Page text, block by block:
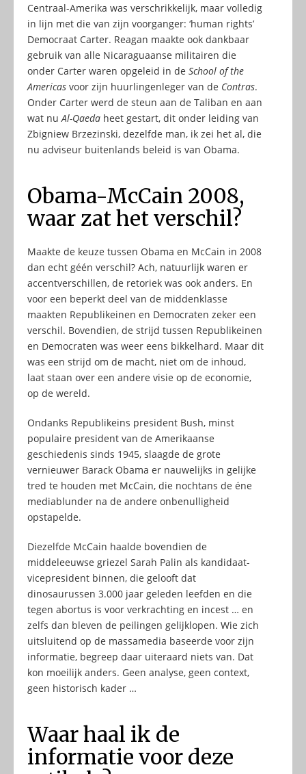
Centraal-Amerika was verschrikkelijk, maar volledig
in lijn met die van zijn voorganger: ‘human rights’
Democraat Carter. Reagan maakte ook dankbaar
gebruik van alle Nicaraguaanse militairen die
onder Carter waren opgeleid in de School of the
Americas voor zijn huurlingenleger van de Contras.
Onder Carter werd de steun aan de Taliban en aan
wat nu Al-Qaeda heet gestart, dit onder leiding van
Zbigniew Brzezinski, dezelfde man, ik zei het al, die
nu adviseur buitenlands beleid is van Obama.
Obama-McCain 2008,
waar zat het verschil?
Maakte de keuze tussen Obama en McCain in 2008
dan echt géén verschil? Ach, natuurlijk waren er
accentverschillen, de retoriek was ook anders. En
voor een beperkt deel van de middenklasse
maakten Republikeinen en Democraten zeker een
verschil. Bovendien, de strijd tussen Republikeinen
en Democraten was weer eens bikkelhard. Maar dit
was een strijd om de macht, niet om de inhoud,
laat staan over een andere visie op de economie,
op de wereld.
Ondanks Republikeins president Bush, minst
populaire president van de Amerikaanse
geschiedenis sinds 1945, slaagde de grote
vernieuwer Barack Obama er nauwelijks in gelijke
tred te houden met McCain, die nochtans de éne
mediablunder na de andere onbenulligheid
opstapelde.
Diezelfde McCain haalde bovendien de
middeleeuwse griezel Sarah Palin als kandidaat-
vicepresident binnen, die gelooft dat
dinosaurussen 3.000 jaar geleden leefden en die
tegen abortus is voor verkrachting en incest … en
zelfs dan bleven de peilingen gelijklopen. Wie zich
uitsluitend op de massamedia baseerde voor zijn
informatie, begreep daar uiteraard niets van. Dat
kon moeilijk anders. Geen analyse, geen context,
geen historisch kader …
Waar haal ik de
informatie voor deze